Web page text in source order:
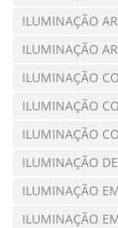
ILUMINAÇÃO
ILUMINAÇÃO
ILUMINAÇÃO
ILUMINAÇÃO
ILUMINAÇÃO
ILUMINAÇÃO
ILUMINAÇÃO
ILUMINAÇÃO